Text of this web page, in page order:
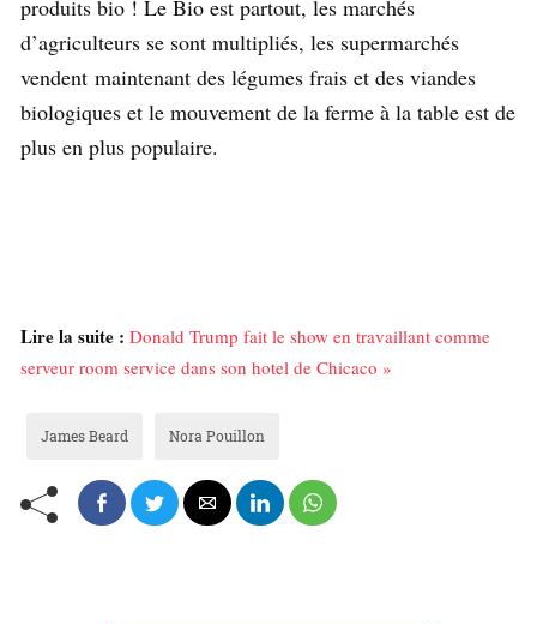
produits bio ! Le Bio est partout, les marchés
d’agriculteurs se sont multipliés, les supermarchés
vendent maintenant des légumes frais et des viandes
biologiques et le mouvement de la ferme à la table est de
plus en plus populaire.
Lire la suite : Donald Trump fait le show en travaillant comme
serveur room service dans son hotel de Chicaco »
James Beard Nora Pouillon